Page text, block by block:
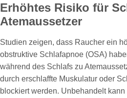
Erhöhtes Risiko für
Atemaussetzer
Studien zeigen, dass Raucher ein
obstruktive Schlafapnoe (OSA)
während des Schlafs zu
durch erschlaffte Muskulatur oder
blockiert werden. Unbehandelt